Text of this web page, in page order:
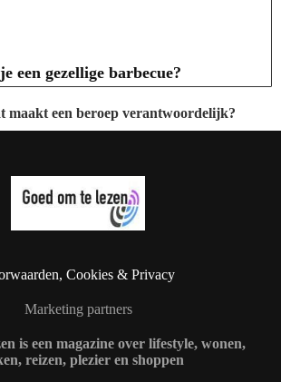
een gezellige barbecue?
maakt een beroep verantwoordelijk?
Cookies & Privacy
Marketing partners
is een magazine over lifestyle, wonen,
reizen, plezier en shoppen